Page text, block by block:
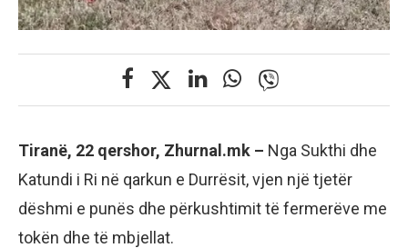
Tiranë, 22 qershor, Zhurnal.mk – Nga Sukthi dhe
Katundi i Ri në qarkun e Durrësit, vjen një tjetër
dëshmi e punës dhe përkushtimit të fermerëve me
tokën dhe të mbjellat.